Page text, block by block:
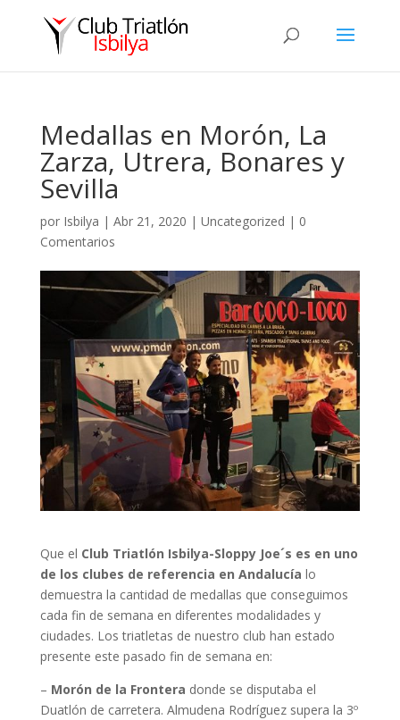
Medallas en Morón, La
Zarza, Utrera, Bonares y
Sevilla
por Isbilya | Abr 21, 2020 | Uncategorized | 0
Comentarios
Que el Club Triatlón Isbilya-Sloppy Joe´s es en uno
de los clubes de referencia en Andalucía lo
demuestra la cantidad de medallas que conseguimos
cada fin de semana en diferentes modalidades y
ciudades. Los triatletas de nuestro club han estado
presente este pasado fin de semana en:
– Morón de la Frontera donde se disputaba el
Duatlón de carretera. Almudena Rodríguez supera la 3º